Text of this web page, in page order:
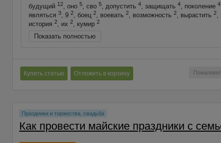
будущий 12, оно 5, сво 5, допустить 4, защищать 4, поколение 4
являться 3, 9 2, боец 2, воевать 2, возможность 2, вырастить 2,
история 2, их 2, кумир 2
Показать полностью
Купить статью Отложить в корзину
Праздники и торжества, свадьба
Как провести майские праздники с